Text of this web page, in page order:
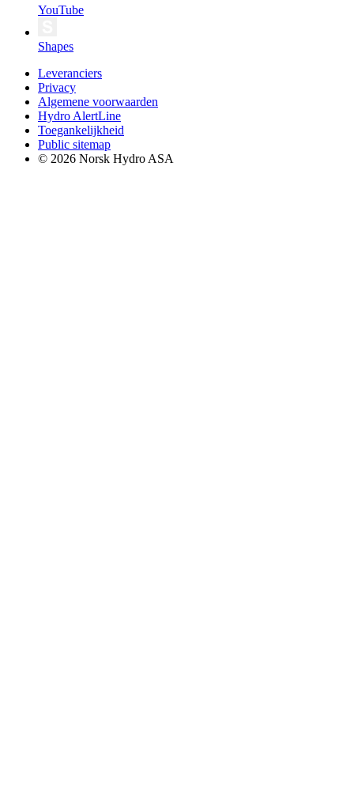
YouTube
Shapes
Leveranciers
Privacy
Algemene voorwaarden
Hydro AlertLine
Toegankelijkheid
Public sitemap
© 2026 Norsk Hydro ASA